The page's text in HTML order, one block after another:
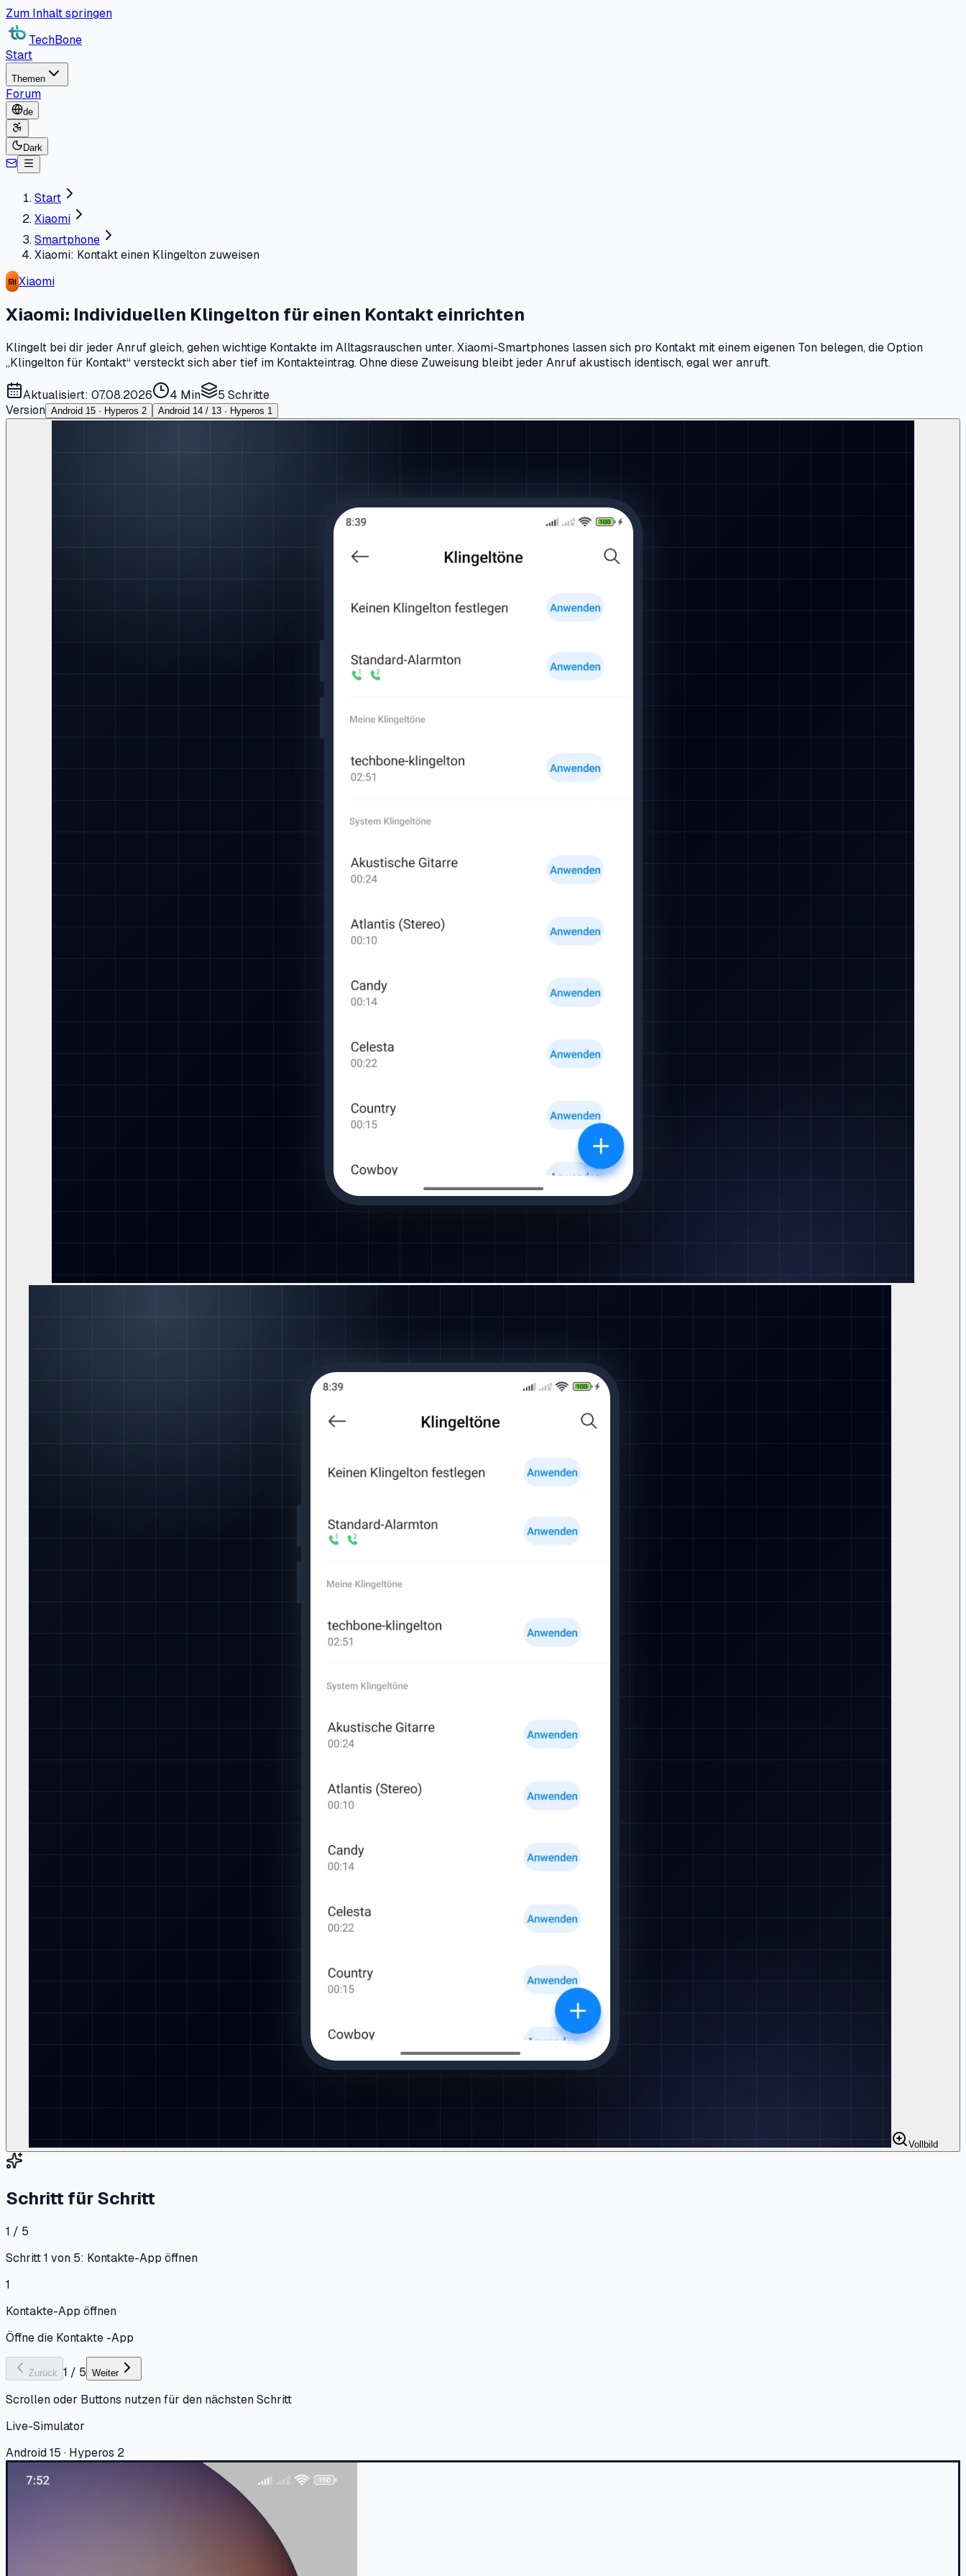
Zum Inhalt springen
TechBone
Start
Themen
Forum
de
Dark
Start
Xiaomi
Smartphone
Xiaomi: Kontakt einen Klingelton zuweisen
Xiaomi
Xiaomi: Individuellen Klingelton für einen Kontakt einrichten
Klingelt bei dir jeder Anruf gleich, gehen wichtige Kontakte im Alltagsrauschen unter. Xiaomi-Smartphones lassen sich pro Kontakt mit einem eigenen Ton belegen, die Option
„Klingelton für Kontakt“ versteckt sich aber tief im Kontakteintrag. Ohne diese Zuweisung bleibt jeder Anruf akustisch identisch, egal wer anruft.
Aktualisiert: 07.08.2026 4 Min 5 Schritte
Version Android 15 · Hyperos 2 Android 14 / 13 · Hyperos 1
Vollbild
Schritt für Schritt
1 / 5
Schritt 1 von 5: Kontakte-App öffnen
1
Kontakte-App öffnen
Öffne die Kontakte -App
Zurück 1 / 5 Weiter
Scrollen oder Buttons nutzen für den nächsten Schritt
Live-Simulator
Android 15 · Hyperos 2